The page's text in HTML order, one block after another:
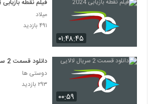
۰۱:۴۸:۴۵
فیلم نقطه بازیابی 2024
میلاد
۴۹۱ بازدید
۰۰:۵۹
دانلود قسمت 2 سریال لالایی
دوستی ها
۲۹۳ بازدید